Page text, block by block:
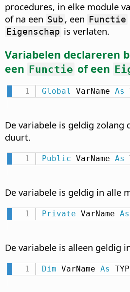
procedures, in elke module
of na een Sub , een Functie
Eigenschap is verlaten.
Variabelen declareren
een Functie of een
Global VarName As
De variabele is geldig zolang
duurt.
Public VarName As
De variabele is geldig in alle
Private VarName As
De variabele is alleen geldig
Dim VarName As